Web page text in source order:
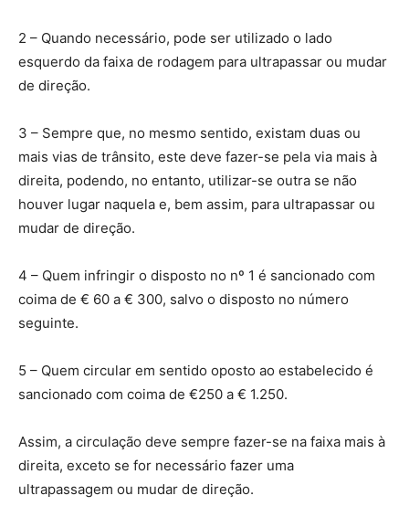
2 – Quando necessário, pode ser utilizado o lado
esquerdo da faixa de rodagem para ultrapassar ou mudar
de direção.
3 – Sempre que, no mesmo sentido, existam duas ou
mais vias de trânsito, este deve fazer-se pela via mais à
direita, podendo, no entanto, utilizar-se outra se não
houver lugar naquela e, bem assim, para ultrapassar ou
mudar de direção.
4 – Quem infringir o disposto no nº 1 é sancionado com
coima de € 60 a € 300, salvo o disposto no número
seguinte.
5 – Quem circular em sentido oposto ao estabelecido é
sancionado com coima de €250 a € 1.250.
Assim, a circulação deve sempre fazer-se na faixa mais à
direita, exceto se for necessário fazer uma
ultrapassagem ou mudar de direção.